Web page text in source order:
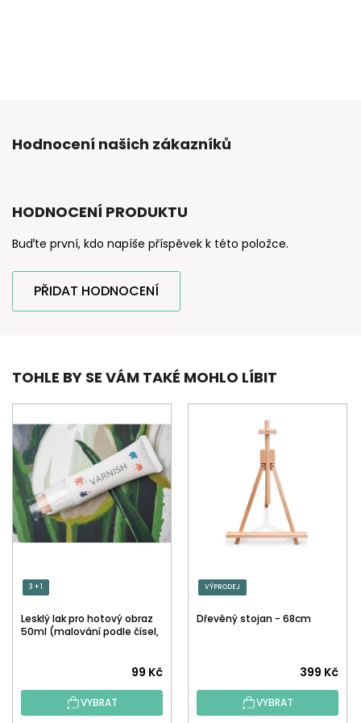
Hodnocení našich zákazníků
HODNOCENÍ PRODUKTU
Buďte první, kdo napíše příspěvek k této položce.
PŘIDAT HODNOCENÍ
TOHLE BY SE VÁM TAKÉ MOHLO LÍBIT
3 + 1
Lesklý lak pro hotový obraz
50ml (malování podle čísel,
hodnocení
produktu
99 Kč
VYBRAT
VÝPRODEJ
Dřevěný stojan - 68cm
399 Kč
VYBRAT